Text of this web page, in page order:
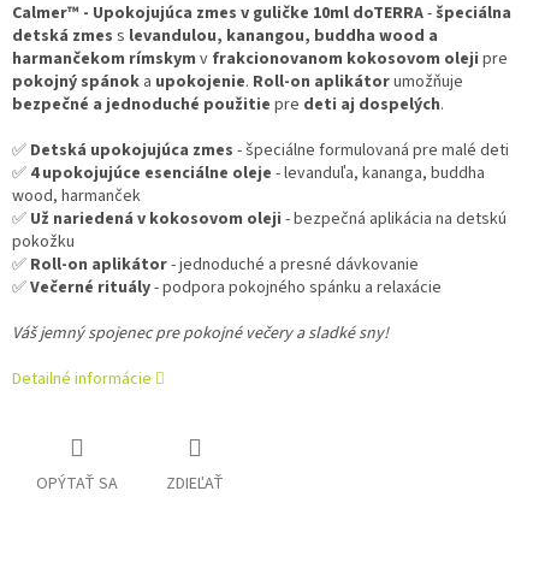
Calmer™ - Upokojujúca zmes v guličke 10ml doTERRA- špeciálna
detská zmes s levandulou, kanangou, buddha wood a
harmančekom rímskym v frakcionovanom kokosovom oleji pre
pokojný spánok a upokojenie. Roll-on aplikátorumožňuje
bezpečné a jednoduché použitie pre deti aj dospelých.
✅ Detská upokojujúca zmes - špeciálne formulovaná pre malé deti
✅ 4 upokojujúce esenciálne oleje - levanduľa, kananga, buddha
wood, harmanček
✅ Už nariedená v kokosovom oleji - bezpečná aplikácia na detskú
pokožku
✅ Roll-on aplikátor- jednoduché a presné dávkovanie
✅Večerné rituály- podpora pokojného spánku a relaxácie
Váš jemný spojenec pre pokojné večery a sladké sny!
Detailné informácie
OPÝTAŤ SA ZDIEĽAŤ